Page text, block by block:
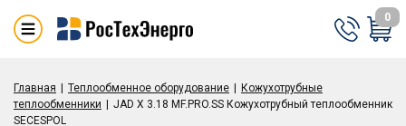
0
Главная Теплообменное оборудование
Кожухотрубные
теплообменники
JAD X 3.18 MF.PRO.SS Кожухотрубный теплообменник
SECESPOL